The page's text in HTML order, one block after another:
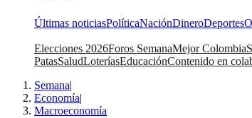
Últimas noticiasPolíticaNaciónDineroDeportes
Elecciones 2026Foros SemanaMejor Colombia
PatasSaludLoteríasEducaciónContenido en
Semana|
Economía|
Macroeconomía